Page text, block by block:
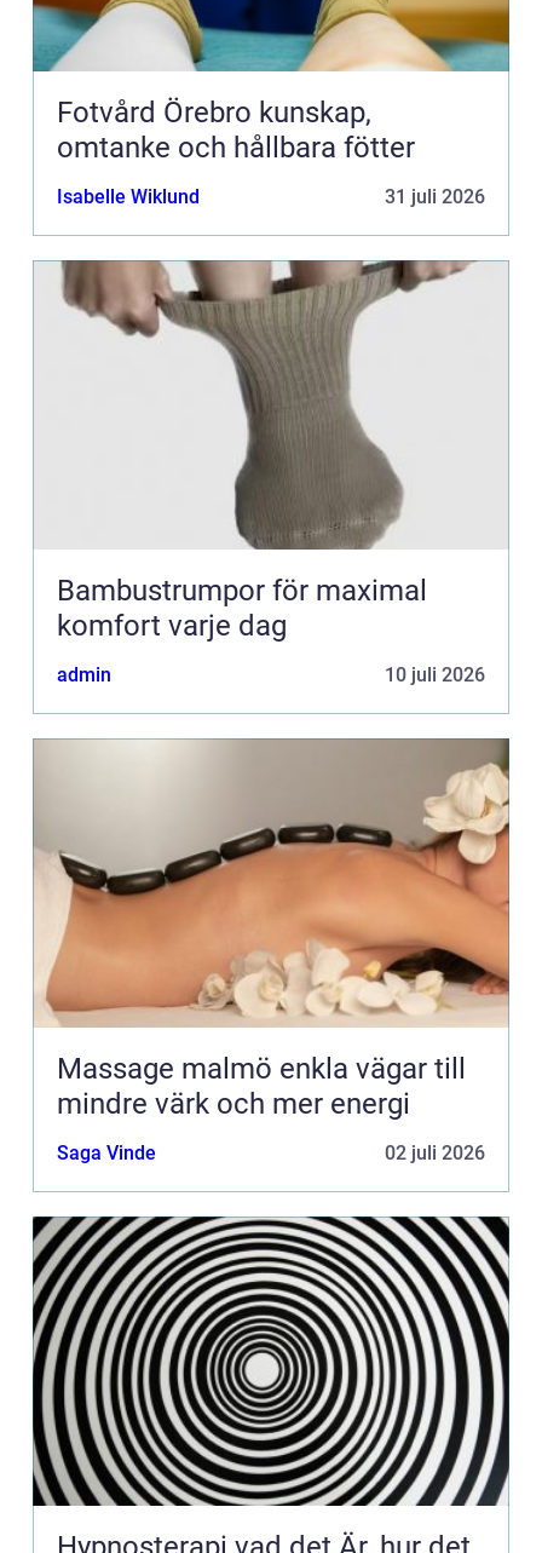
Fotvård Örebro kunskap,
omtanke och hållbara fötter
Isabelle Wiklund 31 juli 2026
Bambustrumpor för maximal
komfort varje dag
admin 10 juli 2026
Massage malmö enkla vägar till
mindre värk och mer energi
Saga Vinde 02 juli 2026